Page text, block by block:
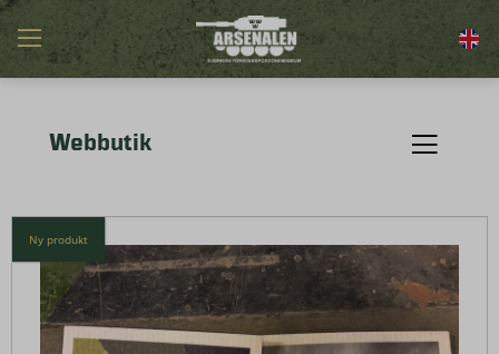
Webbutik
Ny produkt